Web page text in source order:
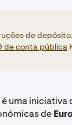
de
de conta pública
é uma
de